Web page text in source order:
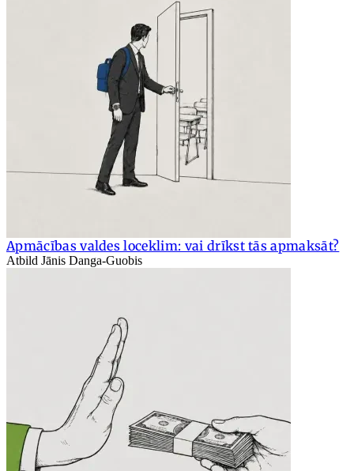
Apmācības valdes loceklim: vai drīkst tās apmaksāt?
Atbild Jānis Danga-Guobis